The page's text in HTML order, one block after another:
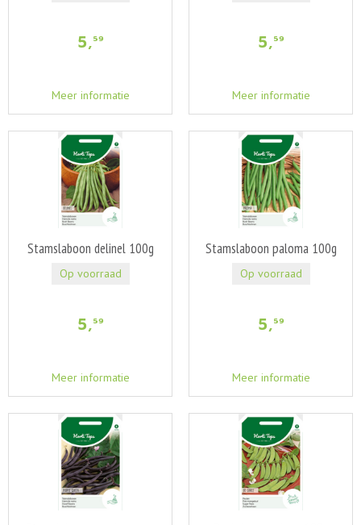
5,59
Meer informatie
5,59
Meer informatie
Stamslaboon delinel 100g
5,59
Meer informatie
Op voorraad
Stamslaboon paloma 100g
5,59
Meer informatie
Op voorraad